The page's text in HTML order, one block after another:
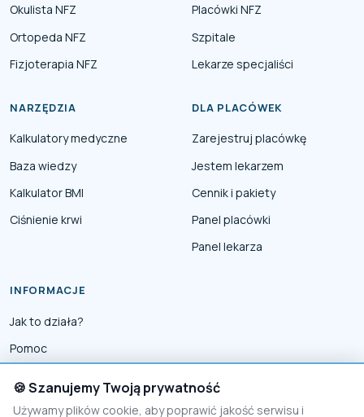
Okulista NFZ
Ortopeda NFZ
Fizjoterapia NFZ
Placówki NFZ
Szpitale
Lekarze specjaliści
NARZĘDZIA
Kalkulatory medyczne
Baza wiedzy
Kalkulator BMI
Ciśnienie krwi
DLA PLACÓWEK
Zarejestruj placówkę
Jestem lekarzem
Cennik i pakiety
Panel placówki
Panel lekarza
INFORMACJE
Jak to działa?
Pomoc
Reklama
🍪 Szanujemy Twoją prywatność
Używamy plików cookie, aby poprawić jakość serwisu i